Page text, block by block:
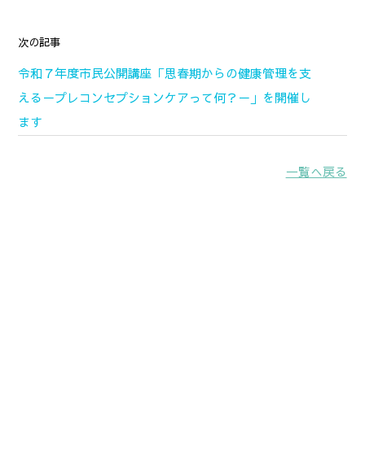
次の記事
令和７年度市民公開講座「思春期からの健康管理を支
える－プレコンセプションケアって何？－」を開催し
ます
一覧へ戻る